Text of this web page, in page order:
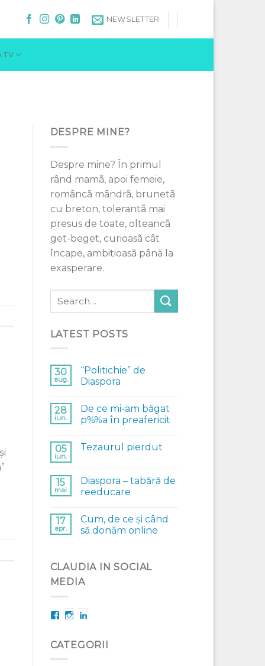
NEWSLETTER
TV
DESPRE MINE?
Despre mine? În primul
rând mamã, apoi femeie,
româncã mândrã, brunetã
cu breton, tolerantã mai
presus de toate, olteancã
get-beget, curioasã cât
încape, ambitioasã pânä la
exasperare.
LATEST POSTS
30
aug.
“Politichie” de
Diaspora
28
iun.
De ce mi-am băgat
p%%a în preafericit
05
iun.
Tezaurul pierdut
15
mai
Diaspora – tabără de
reeducare
17
apr.
Cum, de ce și când
să donăm online
CLAUDIA IN SOCIAL
MEDIA
Facebook
Instagram
CATEGORII